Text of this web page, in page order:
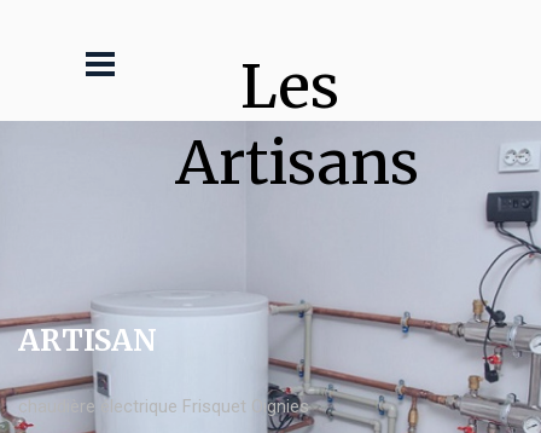
Les
Artisans
ARTISAN
chaudière électrique Frisquet Oignies